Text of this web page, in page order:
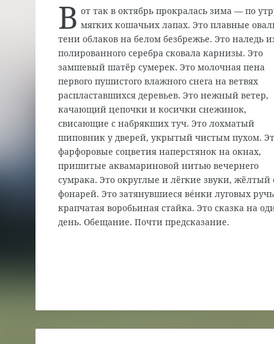
В от так в октябрь прокралась зима — по
мягких кошачьих лапах. Это плавные
тени облаков на белом безбрежье. Это наледь
полированного серебра сковала карнизы. Это
замшевый шатёр сумерек. Это молочная пена
первого пушистого влажного снега на ветвях
распластавшихся деревьев. Это нежный ветер,
качающий цепочки и косички снежинок,
свисающие с набрякших туч. Это лохматый
шиповник у дверей, укрытый чистым пухом.
фарфоровые соцветия наперстянок на окнах,
пришитые аквамариновой нитью вечернего
сумрака. Это округлые и лёгкие звуки, жёлтый
фонарей. Это затянувшиеся вéнки луговых
крапчатая воробьиная стайка. Это сказка на
день. Обещание. Почти предсказание.